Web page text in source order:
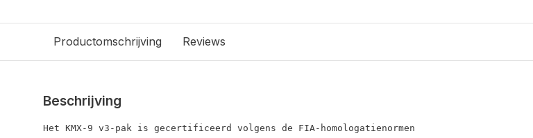
Productomschrijving Reviews
Beschrijving
Het KMX-9 v3-pak is gecertificeerd volgens de FIA-homologatienormen